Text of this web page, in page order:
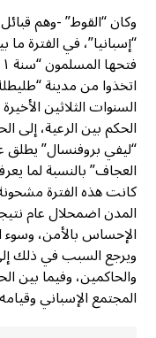
وكان “القوط” -وهم
“إسبانيا”، في الفترة
اتخذوا من مدينة
السنوات الثلاثين
الحكم بين الرعية،
“ليفي بروفنسال”
العجاف” بالنسبة لما
كانت هذه الفترة
المدن اضمحلال عام
الإحساس بالأمن، وسوء
ويرجع السبب في ذلك
والحاكمين، وفيما بين
المجتمع الإسباني